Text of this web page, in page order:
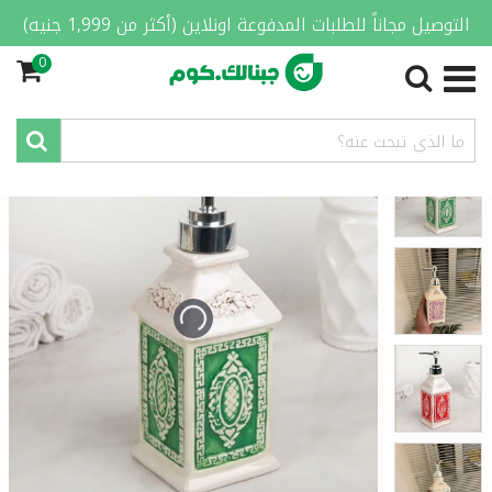
التوصيل مجاناً للطلبات المدفوعة اونلاين (أكثر من 1,999 جنيه)
0
الصفحة الرئيسية/المنزل والمطبخ